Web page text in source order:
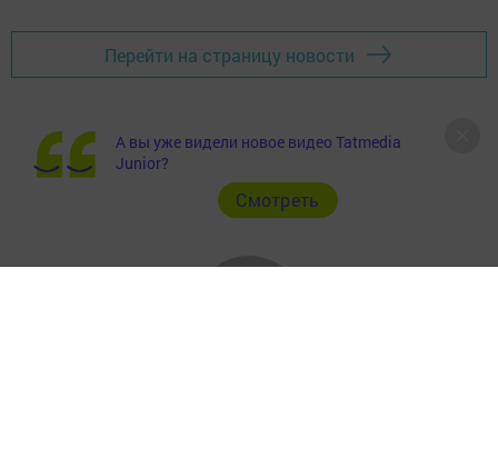
Перейти на страницу новости
А вы уже видели новое видео Tatmedia
Junior?
Cмотреть